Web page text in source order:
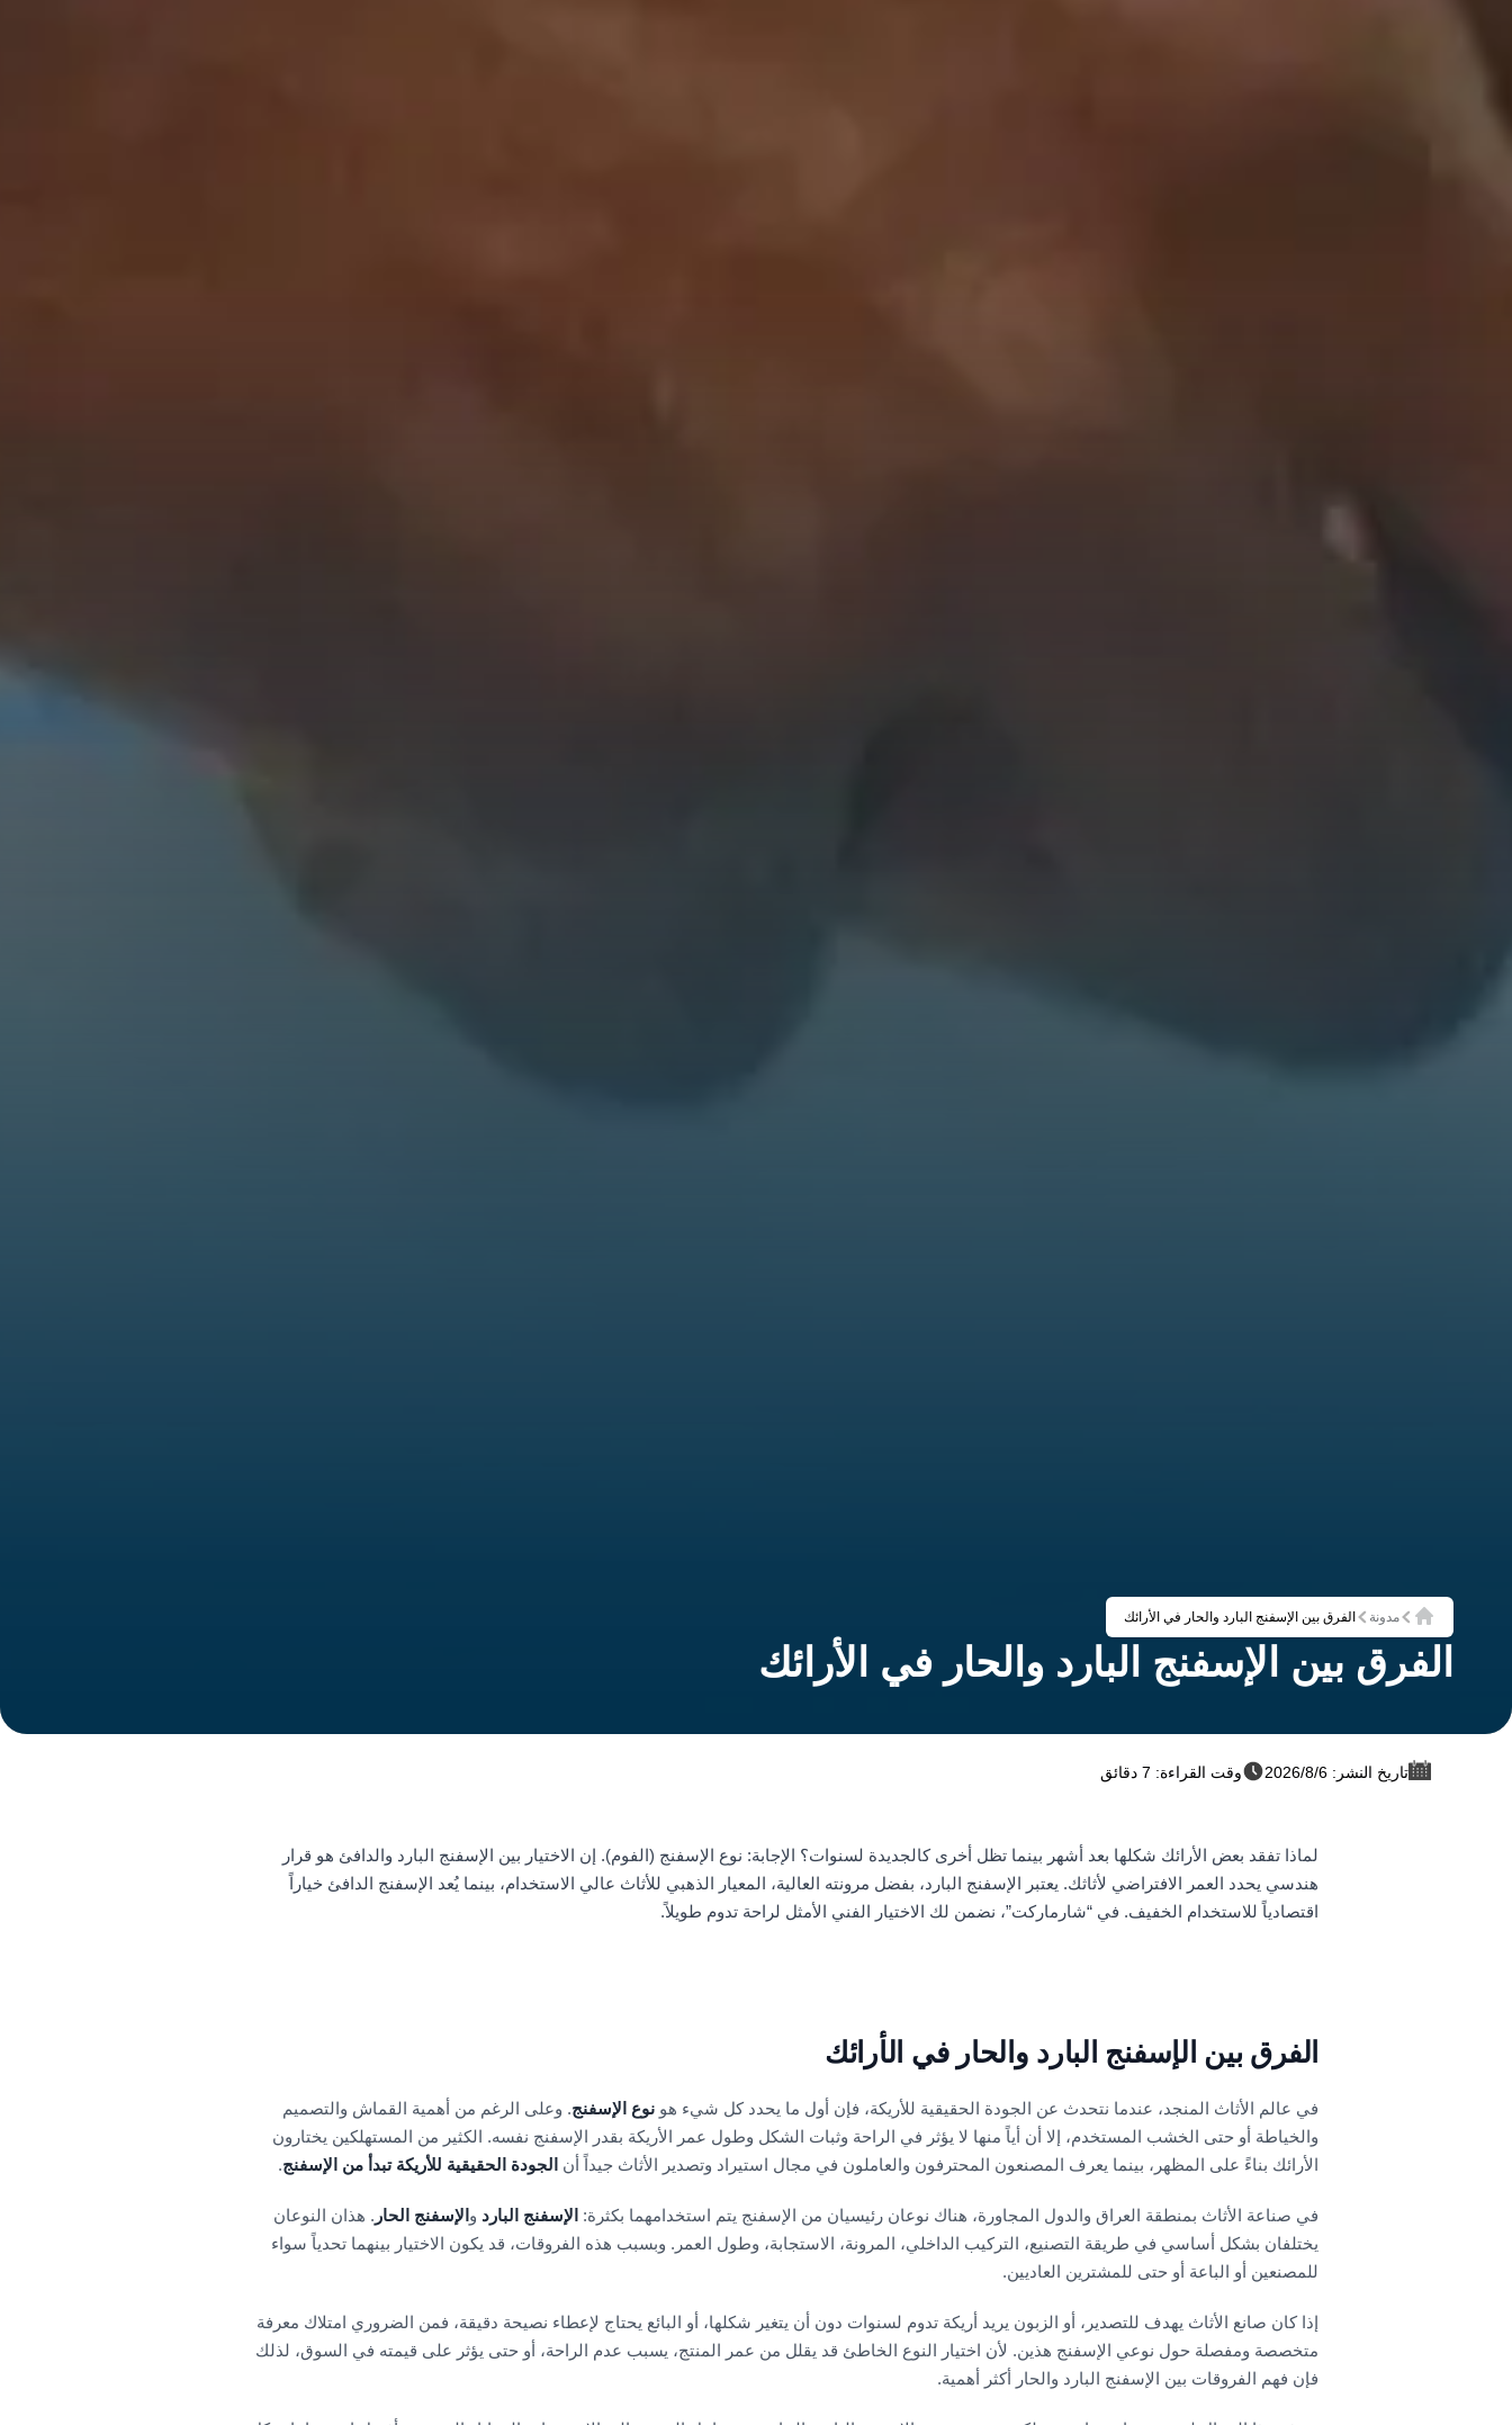
الرئيسية
مدونة الفرق بين الإسفنج البارد والحار في الأرائك
الفرق بين الإسفنج البارد والحار في الأرائك
تاريخ النشر: 6‏/8‏/2026 وقت القراءة: 7 دقائق
لماذا تفقد بعض الأرائك شكلها بعد أشهر بينما تظل أخرى كالجديدة لسنوات؟ الإجابة: نوع الإسفنج (الفوم). إن الاختيار بين الإسفنج البارد والدافئ هو قرار
هندسي يحدد العمر الافتراضي لأثاثك. يعتبر الإسفنج البارد، بفضل مرونته العالية، المعيار الذهبي للأثاث عالي الاستخدام، بينما يُعد الإسفنج الدافئ خياراً
اقتصادياً للاستخدام الخفيف. في “شارماركت”، نضمن لك الاختيار الفني الأمثل لراحة تدوم طويلاً.
الفرق بين الإسفنج البارد والحار في الأرائك
في عالم الأثاث المنجد، عندما نتحدث عن الجودة الحقيقية للأريكة، فإن أول ما يحدد كل شيء هو نوع الإسفنج. وعلى الرغم من أهمية القماش والتصميم
والخياطة أو حتى الخشب المستخدم، إلا أن أياً منها لا يؤثر في الراحة وثبات الشكل وطول عمر الأريكة بقدر الإسفنج نفسه. الكثير من المستهلكين يختارون
الأرائك بناءً على المظهر، بينما يعرف المصنعون المحترفون والعاملون في مجال استيراد وتصدير الأثاث جيداً أن الجودة الحقيقية للأريكة تبدأ من الإسفنج.
في صناعة الأثاث بمنطقة العراق والدول المجاورة، هناك نوعان رئيسيان من الإسفنج يتم استخدامهما بكثرة: الإسفنج البارد و الإسفنج الحار . هذان النوعان
يختلفان بشكل أساسي في طريقة التصنيع، التركيب الداخلي، المرونة، الاستجابة، وطول العمر. وبسبب هذه الفروقات، قد يكون الاختيار بينهما تحدياً سواء
للمصنعين أو الباعة أو حتى للمشترين العاديين.
إذا كان صانع الأثاث يهدف للتصدير، أو الزبون يريد أريكة تدوم لسنوات دون أن يتغير شكلها، أو البائع يحتاج لإعطاء نصيحة دقيقة، فمن الضروري امتلاك معرفة
متخصصة ومفصلة حول نوعي الإسفنج هذين. لأن اختيار النوع الخاطئ قد يقلل من عمر المنتج، يسبب عدم الراحة، أو حتى يؤثر على قيمته في السوق، لذلك
فإن فهم الفروقات بين الإسفنج البارد والحار أكثر أهمية.